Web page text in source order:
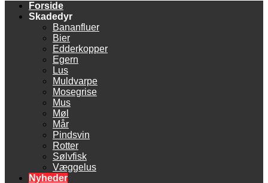
Forside
Skadedyr
Bananfluer
Bier
Edderkopper
Egern
Lus
Muldvarpe
Mosegrise
Mus
Møl
Mår
Pindsvin
Rotter
Sølvfisk
Væggelus
Nyheder